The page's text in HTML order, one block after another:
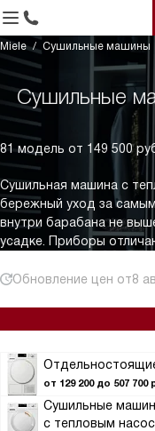
Miele Сушильные машины
Сушильные
81 модель от 149 500
Сушильная машина с
бережный уход за
внутри барабана не
усадке. Приборы
Обновление цен от8
от 129 200 до 507 700
Сушильные
с тепловым